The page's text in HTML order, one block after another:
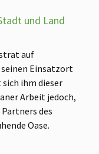
und Land
auf
Einsatzort
ihm dieser
Arbeit jedoch,
des
Oase.